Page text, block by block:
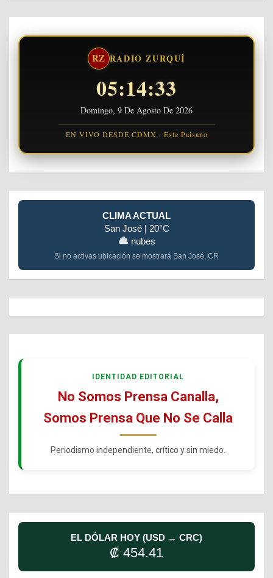
RZ RADIO ZURQUÍ
05:14:34
Domingo, 9 De Agosto De 2026
EN VIVO DESDE CDMX · Este Paisano
CLIMA ACTUAL
San José | 20°C
nubes
Si no activas ubicación se mostrará San José, CR
IDENTIDAD EDITORIAL
No Somos Prensa Canalla,
Somos Prensa Que No Se Calla
Periodismo independiente, crítico y sin miedo.
EL DÓLAR HOY (USD → CRC)
₡ 454.41